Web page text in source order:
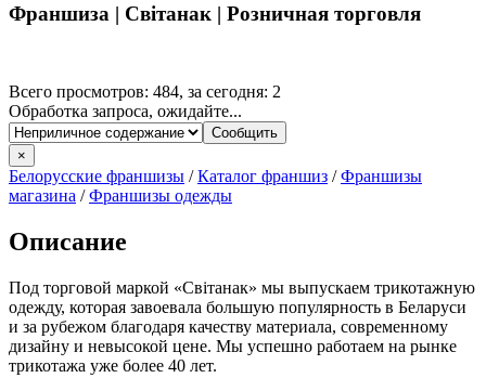
Франшиза | Свiтанак | Розничная торговля
Всего просмотров: 484, за сегодня: 2
Обработка запроса, ожидайте...
×
Белорусские франшизы /Каталог франшиз /Франшизы
магазина /Франшизы одежды
Описание
Под торговой маркой «Свiтанак» мы выпускаем трикотажную
одежду, которая завоевала большую популярность в Беларуси
и за рубежом благодаря качеству материала, современному
дизайну и невысокой цене. Мы успешно работаем на рынке
трикотажа уже более 40 лет.